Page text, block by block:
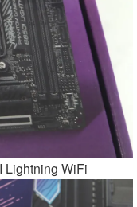
Lightning WiFi